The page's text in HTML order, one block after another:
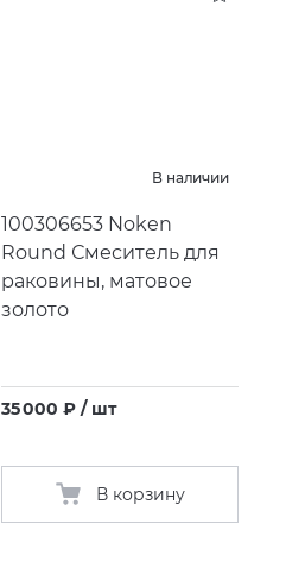
В наличии
100306653 Noken
Round Смеситель для
раковины, матовое
золото
35 000 ₽ / шт
В корзину